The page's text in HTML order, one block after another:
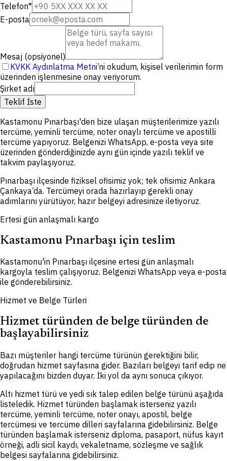
Telefon*
E-posta
Mesaj (opsiyonel)
KVKK Aydınlatma Metni’ni okudum, kişisel verilerimin form
üzerinden işlenmesine onay veriyorum.
Şirket adı
Teklif İste
Kastamonu Pınarbaşı'den bize ulaşan müşterilerimize yazılı
tercüme, yeminli tercüme, noter onaylı tercüme ve apostilli
tercüme yapıyoruz. Belgenizi WhatsApp, e-posta veya site
üzerinden gönderdiğinizde aynı gün içinde yazılı teklif ve
takvim paylaşıyoruz.
Pınarbaşı ilçesinde fiziksel ofisimiz yok; tek ofisimiz Ankara
Çankaya’da. Tercümeyi orada hazırlayıp gerekli onay
adımlarını yürütüyor, hazır belgeyi adresinize iletiyoruz.
Ertesi gün anlaşmalı kargo
Kastamonu Pınarbaşı için teslim
Kastamonu'in Pınarbaşı ilçesine ertesi gün anlaşmalı
kargoyla teslim çalışıyoruz. Belgenizi WhatsApp veya e-posta
ile gönderebilirsiniz.
Hizmet ve Belge Türleri
Hizmet türünden de belge türünden de
başlayabilirsiniz
Bazı müşteriler hangi tercüme türünün gerektiğini bilir,
doğrudan hizmet sayfasına gider. Bazıları belgeyi tarif edip ne
yapılacağını bizden duyar. İki yol da aynı sonuca çıkıyor.
Altı hizmet türü ve yedi sık talep edilen belge türünü aşağıda
listeledik. Hizmet türünden başlamak isterseniz yazılı
tercüme, yeminli tercüme, noter onayı, apostil, belge
tercümesi ve tercüme dilleri sayfalarına gidebilirsiniz. Belge
türünden başlamak isterseniz diploma, pasaport, nüfus kayıt
örneği, adli sicil kaydı, vekaletname, sözleşme ve sağlık
belgesi sayfalarına gidebilirsiniz.